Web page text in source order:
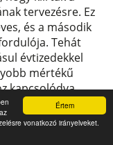
Értem
vonatkozó irányelveket.
tervezésre. Ez
és a második
Tehát
évtizedekkel
mértékű
kapcsolódva